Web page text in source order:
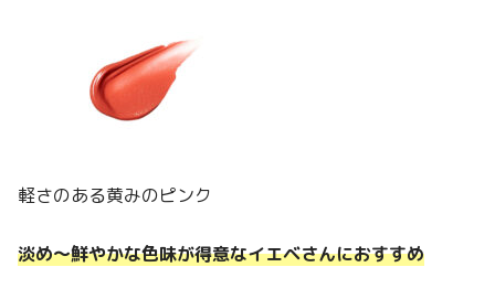
軽さのある黄みのピンク
淡め〜鮮やかな色味が得意なイエベさんにおすすめ